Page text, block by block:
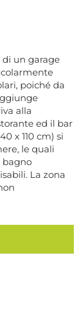
un garage
poiché da
alla
ed il bar
x 110 cm) si
le quali
bagno
La zona